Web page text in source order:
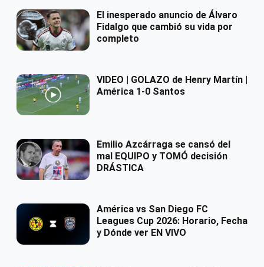
El inesperado anuncio de Álvaro
Fidalgo que cambió su vida por
completo
VIDEO | GOLAZO de Henry Martín |
América 1-0 Santos
Emilio Azcárraga se cansó del
mal EQUIPO y TOMÓ decisión
DRÁSTICA
América vs San Diego FC
Leagues Cup 2026: Horario, Fecha
y Dónde ver EN VIVO